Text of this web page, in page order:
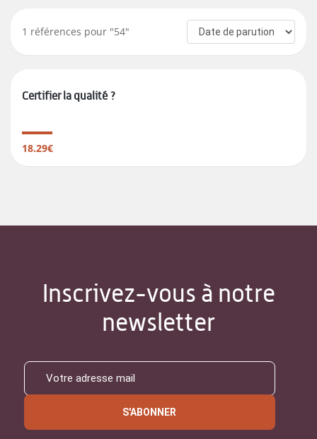
1 références pour "54"
Certifier la qualité ?
18.29€
Inscrivez-vous à notre
newsletter
S'ABONNER